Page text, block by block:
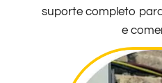
suporte completo
e